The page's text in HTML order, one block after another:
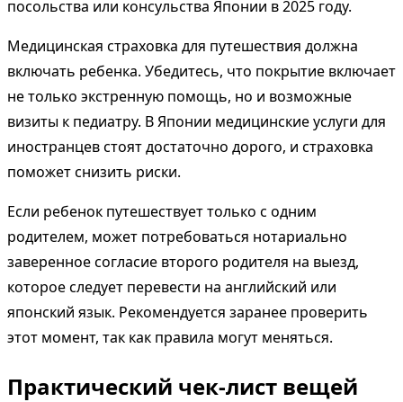
посольства или консульства Японии в 2025 году.
Медицинская страховка для путешествия должна
включать ребенка. Убедитесь, что покрытие включает
не только экстренную помощь, но и возможные
визиты к педиатру. В Японии медицинские услуги для
иностранцев стоят достаточно дорого, и страховка
поможет снизить риски.
Если ребенок путешествует только с одним
родителем, может потребоваться нотариально
заверенное согласие второго родителя на выезд,
которое следует перевести на английский или
японский язык. Рекомендуется заранее проверить
этот момент, так как правила могут меняться.
Практический чек-лист вещей